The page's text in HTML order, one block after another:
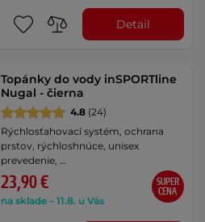
Detail
Topánky do vody inSPORTline
Nugal - čierna
4.8 (24)
Rýchlosťahovací systém, ochrana
prstov, rýchloshnúce, unisex
prevedenie, …
23,90 €
na sklade – 11.8. u Vás
SUPER
CENA